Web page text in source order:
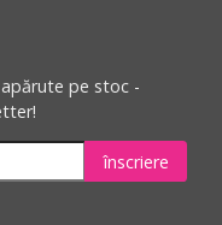
pe stoc -
înscriere